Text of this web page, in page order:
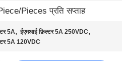
Pieces प्रति सप्ताह
5A,ईएमआई फ़िल्टर 5A 250VDC,
5A 120VDC